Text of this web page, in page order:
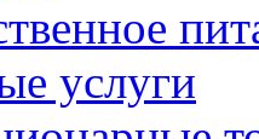
услуги